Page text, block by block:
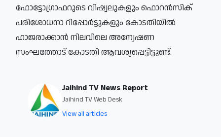
ഫോട്ടോഗ്രാഫറുടെ വിഷ്വലുകളും ഫൊറന്‍സിക്
പരിശോധനാ റിപ്പോര്‍ട്ടുകളും കോടതിയില്‍
ഹാജരാക്കാന്‍ നിലവിലെ അന്വേഷണ
സംഘത്തോട് കോടതി ആവശ്യപ്പെട്ടിട്ടുണ്ട്.
Jaihind TV News Report
Jaihind TV Web Desk
View all articles